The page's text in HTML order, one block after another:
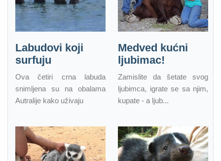
Labudovi koji
surfuju
Ova četiri crna labuda
snimljena su na obalama
Autralije kako uživaju
Medved kućni
ljubimac!
Zamislite da šetate svog
ljubimca, igrate se sa njim,
kupate - a ljub...